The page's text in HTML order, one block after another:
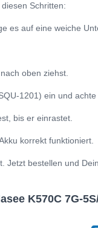
Schritten:
es auf eine weiche
oben ziehst.
1201) ein und
bis er einrastet.
korrekt funktioniert.
Jetzt bestellen und
K570C 7G-